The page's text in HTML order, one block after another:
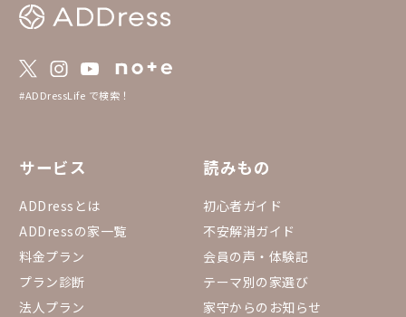
#ADDressLife で検索！
サービス
ADDressとは
ADDressの家一覧
料金プラン
プラン診断
法人プラン
読みもの
初心者ガイド
不安解消ガイド
会員の声・体験記
テーマ別の家選び
家守からのお知らせ